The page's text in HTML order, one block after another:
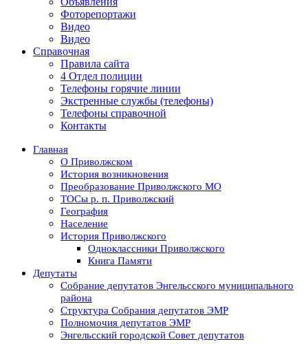
Фоторепортажи
Видео
Видео
Справочная
Правила сайта
4 Отдел полиции
Телефоны горячие линии
Экстренные службы (телефоны)
Телефоны справочной
Контакты
Главная
О Приволжском
История возникновения
Преобразование Приволжского МО
ТОСы р. п. Приволжский
География
Население
История Приволжского
Одноклассники Приволжского
Книга Памяти
Депутаты
Собрание депутатов Энгельсского муниципального
района
Структура Собрания депутатов ЭМР
Полномочия депутатов ЭМР
Энгельсский городской Совет депутатов